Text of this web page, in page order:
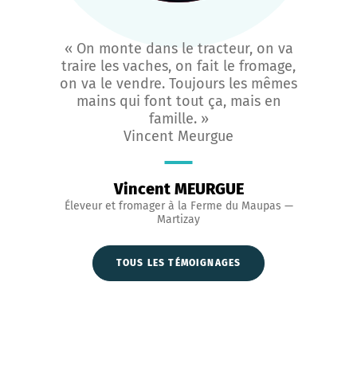
« On monte dans le tracteur, on va
traire les vaches, on fait le fromage,
on va le vendre. Toujours les mêmes
mains qui font tout ça, mais en
famille. »
Vincent Meurgue
Vincent MEURGUE
Éleveur et fromager à la Ferme du Maupas —
Martizay
TOUS LES TÉMOIGNAGES